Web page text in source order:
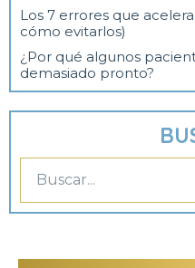
Los 7 errores que
cómo evitarlos)
¿Por qué algunos
demasiado pronto?